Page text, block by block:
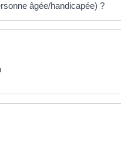
âgée/handicapée) ?